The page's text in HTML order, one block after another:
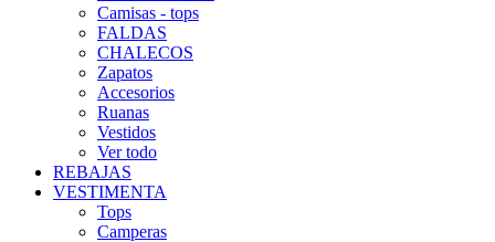
Camisas - tops
FALDAS
CHALECOS
Zapatos
Accesorios
Ruanas
Vestidos
Ver todo
REBAJAS
VESTIMENTA
Tops
Camperas